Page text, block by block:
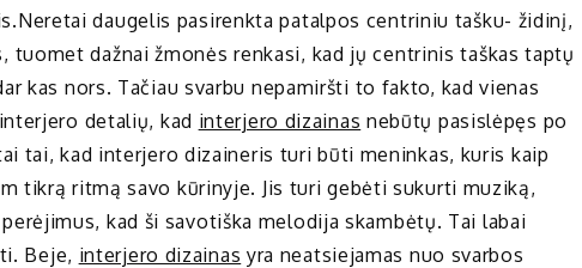
daugelis pasirenkta patalpos centriniu tašku- židinį,
tuomet dažnai žmonės renkasi, kad jų centrinis taškas taptų
kas nors. Tačiau svarbu nepamiršti to fakto, kad vienas
detalių, kad interjero dizainas nebūtų pasislėpęs po
tai, kad interjero dizaineris turi būti meninkas, kuris kaip
tikrą ritmą savo kūrinyje. Jis turi gebėti sukurti muziką,
kad ši savotiška melodija skambėtų. Tai labai
Beje, interjero dizainas yra neatsiejamas nuo svarbos